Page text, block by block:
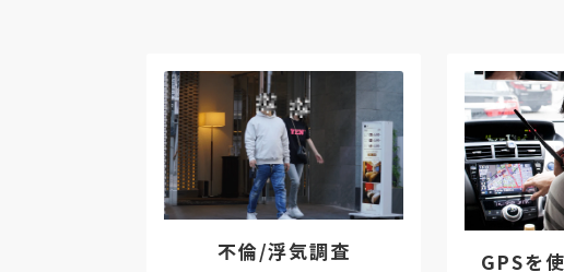
不倫/浮気調査 GPSを